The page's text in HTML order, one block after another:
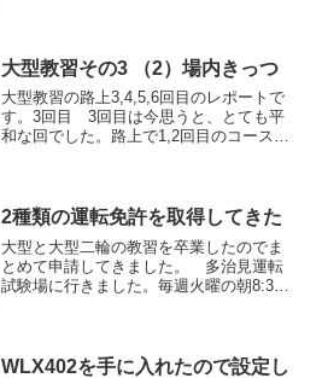
スに乗っているので、...
大型教習その3 （2）場内きっつ
大型教習の路上3,4,5,6回目のレポートで
す。3回目 3回目は今思うと、とても平
和な回でした。路上で1,2回目のコースの
い下り坂では...
2種類の運転免許を取得してきた
大型と大型二輪の教習を卒業したのでま
とめて申請してきました。 多治見運転
試験場に行きました。毎週火曜の朝8:30
うと、一枚の申...
WLX402を手に入れたので設定し